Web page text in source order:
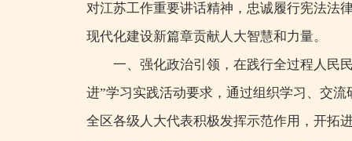
对江苏工作重要讲话精神，忠诚履行宪法法
现代化建设新篇章贡献人大智慧和力量。
一、强化政治引领，在践行全过程人民
进”学习实践活动要求，通过组织学习、交
全区各级人大代表积极发挥示范作用，开拓